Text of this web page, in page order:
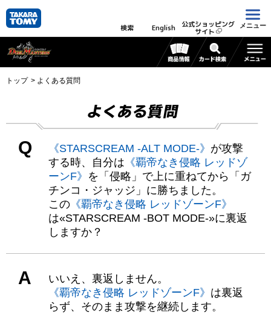
検索 English 公式ショッピング
サイト
メニュー
トップ よくある質問
よくある質問
Q 《STARSCREAM -ALT MODE-》 が攻撃
する時、自分は 《覇帝なき侵略 レッドゾ
ーンF》 を「侵略」で上に重ねてから「ガ
チンコ・ジャッジ」に勝ちました。
この 《覇帝なき侵略 レッドゾーンF》
は«STARSCREAM -BOT MODE-»に裏返
しますか？
A
いいえ、裏返しません。
《覇帝なき侵略 レッドゾーンF》 は裏返
らず、そのまま攻撃を継続します。